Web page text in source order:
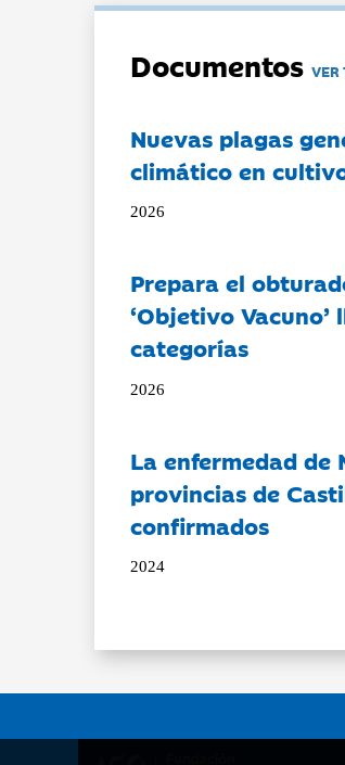
DocumentosVER
Nuevas plagas
climático en
2026
Prepara el
‘Objetivo
categorías
2026
La enfermedad de
provincias de
confirmados
2024